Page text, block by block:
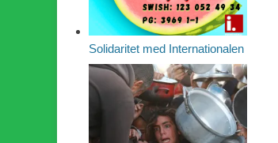
Solidaritet med Internationalen